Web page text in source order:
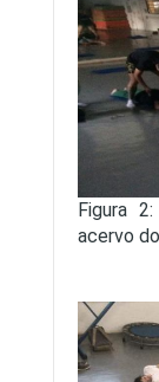
Figura
acervo